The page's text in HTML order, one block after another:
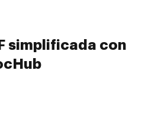
simplificada con